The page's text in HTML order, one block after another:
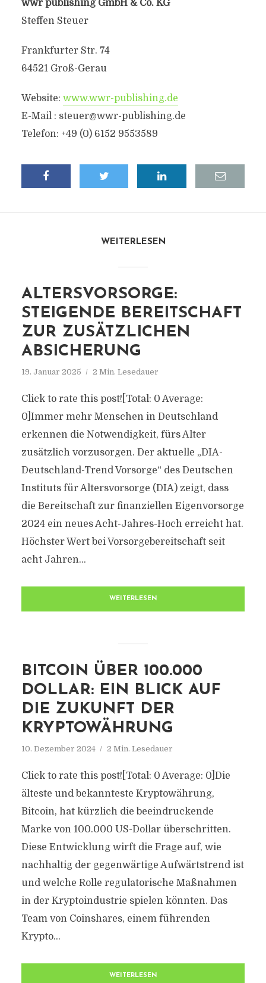
wwr publishing GmbH & Co. KG
Steffen Steuer
Frankfurter Str. 74
64521 Groß-Gerau
Website: www.wwr-publishing.de
E-Mail : steuer@wwr-publishing.de
Telefon: +49 (0) 6152 9553589
WEITERLESEN
ALTERSVORSORGE:
STEIGENDE BEREITSCHAFT
ZUR ZUSÄTZLICHEN
ABSICHERUNG
19. Januar 2025 2 Min. Lesedauer
Click to rate this post![Total: 0 Average:
0]Immer mehr Menschen in Deutschland
erkennen die Notwendigkeit, fürs Alter
zusätzlich vorzusorgen. Der aktuelle „DIA-
Deutschland-Trend Vorsorge“ des Deutschen
Instituts für Altersvorsorge (DIA) zeigt, dass
die Bereitschaft zur finanziellen Eigenvorsorge
2024 ein neues Acht-Jahres-Hoch erreicht hat.
Höchster Wert bei Vorsorgebereitschaft seit
acht Jahren...
WEITERLESEN
BITCOIN ÜBER 100.000
DOLLAR: EIN BLICK AUF
DIE ZUKUNFT DER
KRYPTOWÄHRUNG
10. Dezember 2024 2 Min. Lesedauer
Click to rate this post![Total: 0 Average: 0]Die
älteste und bekannteste Kryptowährung,
Bitcoin, hat kürzlich die beeindruckende
Marke von 100.000 US-Dollar überschritten.
Diese Entwicklung wirft die Frage auf, wie
nachhaltig der gegenwärtige Aufwärtstrend ist
und welche Rolle regulatorische Maßnahmen
in der Kryptoindustrie spielen könnten. Das
Team von Coinshares, einem führenden
Krypto...
WEITERLESEN